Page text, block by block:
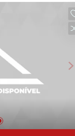
desde 2000.
Locação e